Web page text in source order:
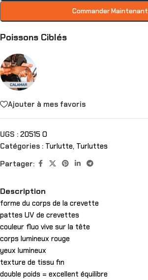
Commander Maintenant
Poissons Ciblés
Ajouter à mes favoris
UGS : 20515 O
Catégories : Turlutte, Turluttes
Partager:
Description
forme du corps de la crevette
pattes UV de crevettes
couleur fluo vive sur la tête
corps lumineux rouge
yeux lumineux
texture de tissu fin
double poids = excellent équilibre